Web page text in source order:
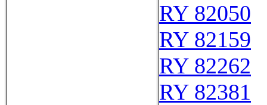
RY 82050
RY 82159
RY 82262
RY 82381